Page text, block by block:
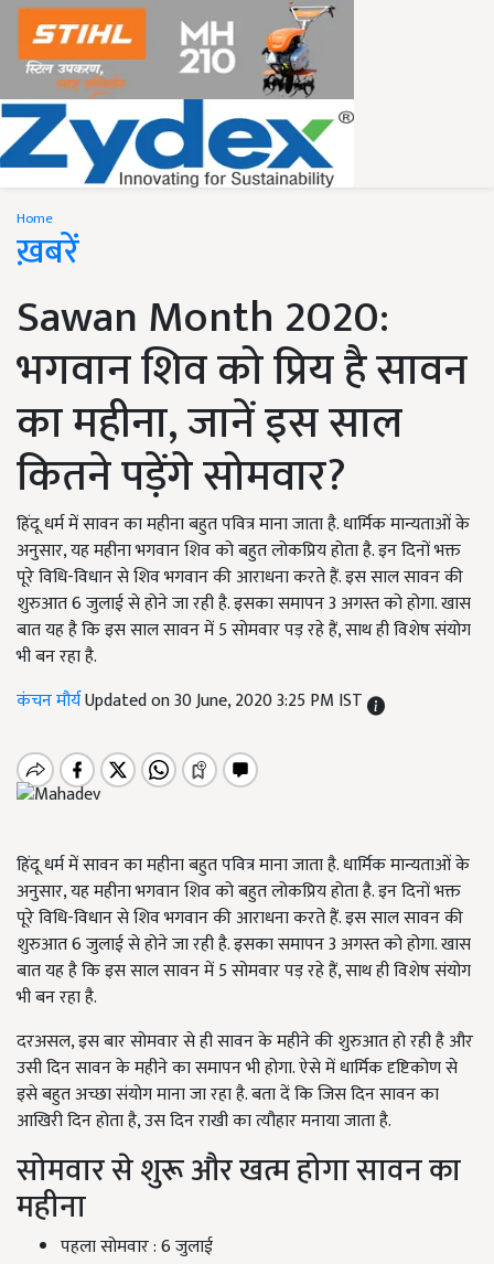
Home
ख़बरें
Sawan Month 2020:
भगवान शिव को प्रिय है सावन
का महीना, जानें इस साल
कितने पड़ेंगे सोमवार?
हिंदू धर्म में सावन का महीना बहुत पवित्र माना जाता है. धार्मिक मान्यताओं के
अनुसार, यह महीना भगवान शिव को बहुत लोकप्रिय होता है. इन दिनों भक्त
पूरे विधि-विधान से शिव भगवान की आराधना करते हैं. इस साल सावन की
शुरुआत 6 जुलाई से होने जा रही है. इसका समापन 3 अगस्त को होगा. खास
बात यह है कि इस साल सावन में 5 सोमवार पड़ रहे हैं, साथ ही विशेष संयोग
भी बन रहा है.
कंचन मौर्यUpdated on 30 June, 2020 3:25 PM IST
हिंदू धर्म में सावन का महीना बहुत पवित्र माना जाता है. धार्मिक मान्यताओं के
अनुसार, यह महीना भगवान शिव को बहुत लोकप्रिय होता है. इन दिनों भक्त
पूरे विधि-विधान से शिव भगवान की आराधना करते हैं. इस साल सावन की
शुरुआत 6 जुलाई से होने जा रही है. इसका समापन 3 अगस्त को होगा. खास
बात यह है कि इस साल सावन में 5 सोमवार पड़ रहे हैं, साथ ही विशेष संयोग
भी बन रहा है.
दरअसल, इस बार सोमवार से ही सावन के महीने की शुरुआत हो रही है और
उसी दिन सावन के महीने का समापन भी होगा. ऐसे में धार्मिक दृष्टिकोण से
इसे बहुत अच्छा संयोग माना जा रहा है. बता दें कि जिस दिन सावन का
आखिरी दिन होता है, उस दिन राखी का त्यौहार मनाया जाता है.
सोमवार से शुरू और खत्म होगा सावन का
महीना
पहला सोमवार : 6 जुलाई